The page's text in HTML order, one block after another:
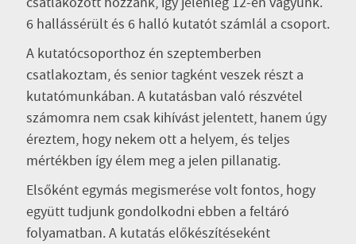
6 hallássérült és 6 halló kutatót számlál a csoport.
A kutatócsoporthoz én szeptemberben
csatlakoztam, és senior tagként veszek részt a
kutatómunkában. A kutatásban való részvétel
számomra nem csak kihívást jelentett, hanem úgy
éreztem, hogy nekem ott a helyem, és teljes
mértékben így élem meg a jelen pillanatig.
Elsőként egymás megismerése volt fontos, hogy
együtt tudjunk gondolkodni ebben a feltáró
folyamatban. A kutatás előkészítéseként